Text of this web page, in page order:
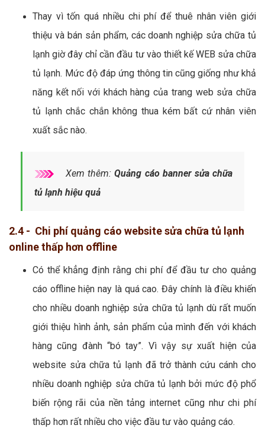
Thay vì tốn quá nhiều chi phí để thuê nhân viên giới
thiệu và bán sản phẩm, các doanh nghiệp sửa chữa tủ
lạnh giờ đây chỉ cần đầu tư vào thiết kế WEB sửa chữa
tủ lạnh. Mức độ đáp ứng thông tin cũng giống như khả
năng kết nối với khách hàng của trang web sửa chữa
tủ lạnh chắc chắn không thua kém bất cứ nhân viên
xuất sắc nào.
Xem thêm:Quảng cáo banner sửa chữa
tủ lạnh hiệu quả
2.4 - Chi phí quảng cáo website sửa chữa tủ lạnh
online thấp hơn offline
Có thể khẳng định rằng chi phí để đầu tư cho quảng
cáo offline hiện nay là quá cao. Đây chính là điều khiến
cho nhiều doanh nghiệp sửa chữa tủ lạnh dù rất muốn
giới thiệu hình ảnh, sản phẩm của mình đến với khách
hàng cũng đành “bó tay”. Vì vậy sự xuất hiện của
website sửa chữa tủ lạnh đã trở thành cứu cánh cho
nhiều doanh nghiệp sửa chữa tủ lạnh bởi mức độ phổ
biến rộng rãi của nền tảng internet cũng như chi phí
thấp hơn rất nhiều cho việc đầu tư vào quảng cáo.